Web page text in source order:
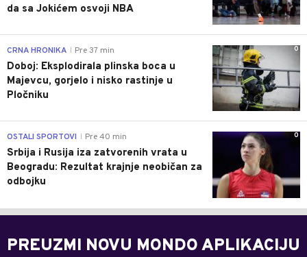
da sa Jokićem osvoji NBA
0
CRNA HRONIKA Pre 37 min
Doboj: Eksplodirala plinska boca u
Majevcu, gorjelo i nisko rastinje u
Pločniku
0
OSTALI SPORTOVI Pre 40 min
Srbija i Rusija iza zatvorenih vrata u
Beogradu: Rezultat krajnje neobičan za
odbojku
PREUZMI NOVU MONDO APLIKACIJU